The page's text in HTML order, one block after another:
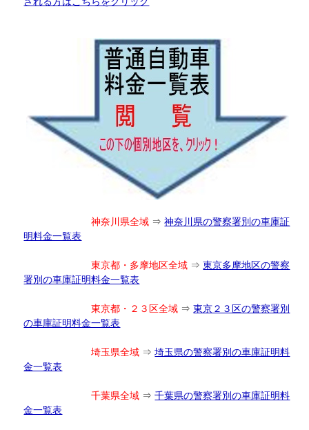
神奈川県全域 ⇒神奈川県の警察署別の車庫証
明料金一覧表
東京都・多摩地区全域 ⇒東京多摩地区の警察
署別の車庫証明料金一覧表
東京都・２３区全域 ⇒東京２３区の警察署別
の車庫証明料金一覧表
埼玉県全域 ⇒埼玉県の警察署別の車庫証明料
金一覧表
千葉県全域 ⇒千葉県の警察署別の車庫証明料
金一覧表